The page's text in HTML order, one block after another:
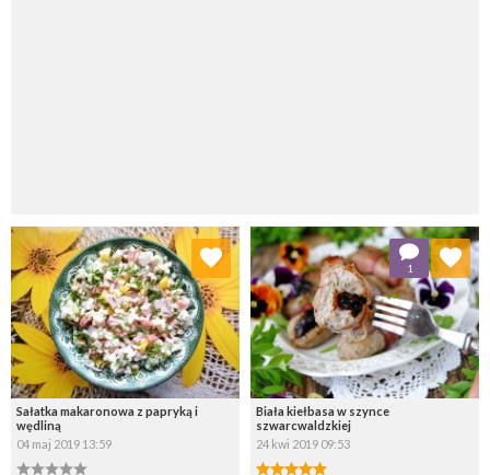
Sałatka makaronowa z papryką i
wędliną
04 maj 2019 13:59
Dodaj do ulubionych
Wybierz listę:
Biała kiełbasa w szynce
szwarcwaldzkiej
24 kwi 2019 09:53
1
Dodaj do ulubionych
Wybierz listę: